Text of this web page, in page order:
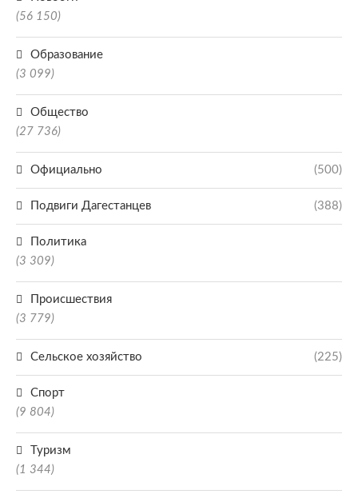
(56 150)
Образование
(3 099)
Общество
(27 736)
Официально (500)
Подвиги Дагестанцев (388)
Политика
(3 309)
Происшествия
(3 779)
Сельское хозяйство (225)
Спорт
(9 804)
Туризм
(1 344)